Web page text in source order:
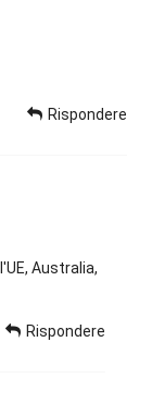
Rispondere
Australia,
Rispondere